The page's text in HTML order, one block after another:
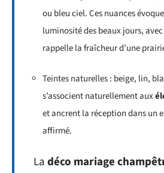
ou bleu ciel. Ces nuances
luminosité des beaux jours,
rappelle la fraîcheur d’une
Teintes naturelles : beige, lin,
s’associent naturellement aux
et ancrent la réception dans un
affirmé.
Ladéco mariage